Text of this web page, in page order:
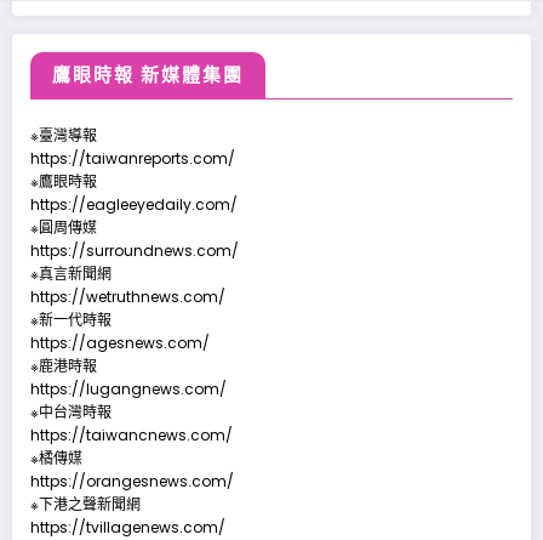
鷹眼時報 新媒體集團
※臺灣導報
https://taiwanreports.com/
※鷹眼時報
https://eagleeyedaily.com/
※圓周傳媒
https://surroundnews.com/
※真言新聞網
https://wetruthnews.com/
※新一代時報
https://agesnews.com/
※鹿港時報
https://lugangnews.com/
※中台灣時報
https://taiwancnews.com/
※橘傳媒
https://orangesnews.com/
※下港之聲新聞網
https://tvillagenews.com/